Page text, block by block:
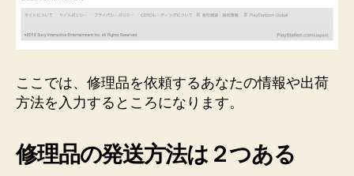
ここでは、修理品を依頼するあなたの情報や出荷
方法を入力するところになります。
修理品の発送方法は２つある